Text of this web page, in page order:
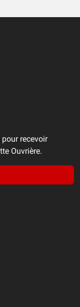
recevoir
Ouvrière.